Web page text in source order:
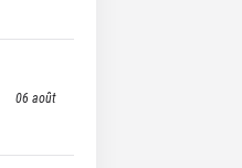
06 août